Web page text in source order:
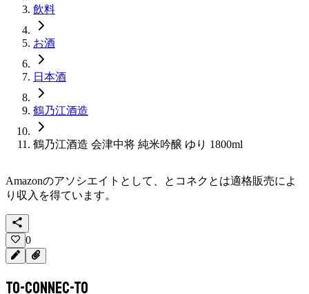
飲料
お酒
日本酒
鶴乃江酒造
鶴乃江酒造 会津中将 純米吟醸 ゆり 1800ml
Amazonのアソシエイトとして、 とコネクと は適格販売によ
り収入を得ています。
0
To-Connec-TO